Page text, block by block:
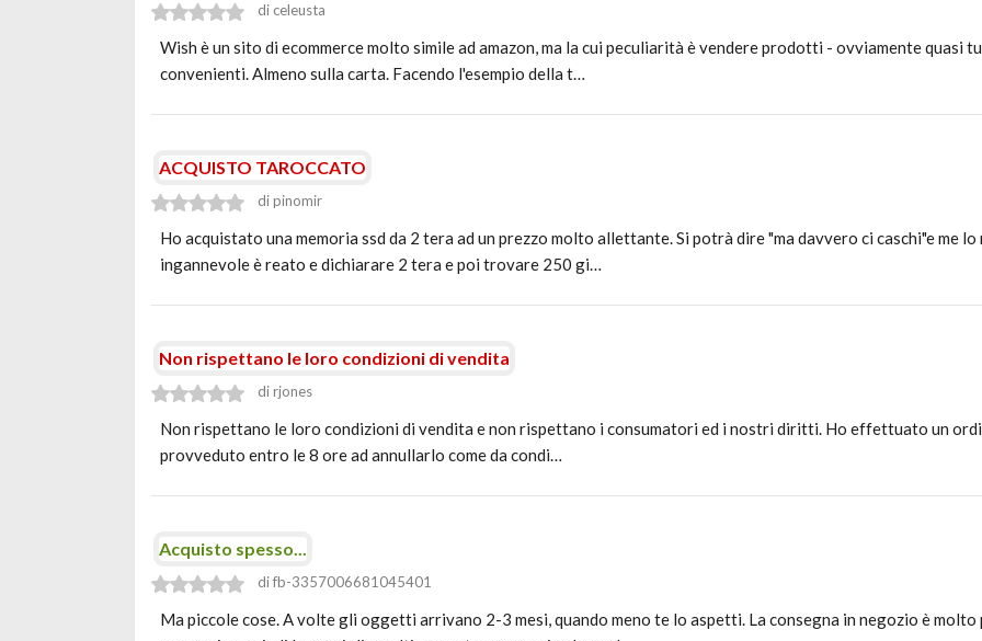
di celeusta
Wish è un sito di ecommerce molto simile ad amazon, ma la cui peculiarità è vendere prodotti - ovviamente quasi
convenienti. Almeno sulla carta. Facendo l'esempio della t…
ACQUISTO TAROCCATO
di pinomir
Ho acquistato una memoria ssd da 2 tera ad un prezzo molto allettante. Si potrà dire "ma davvero ci caschi"e me
ingannevole è reato e dichiarare 2 tera e poi trovare 250 gi…
Non rispettano le loro condizioni di vendita
di rjones
Non rispettano le loro condizioni di vendita e non rispettano i consumatori ed i nostri diritti. Ho effettuato un
provveduto entro le 8 ore ad annullarlo come da condi…
Acquisto spesso...
di fb-3357006681045401
Ma piccole cose. A volte gli oggetti arrivano 2-3 mesi, quando meno te lo aspetti. La consegna in negozio è molto